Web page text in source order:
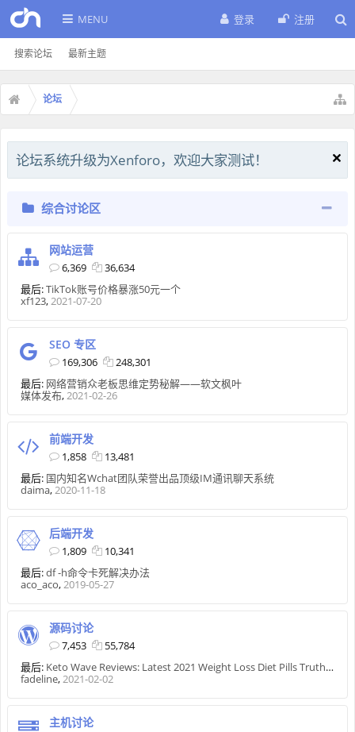
MENU
搜索论坛 最新主题
登录 注册
论坛
论坛系统升级为Xenforo，欢迎大家测试！
综合讨论区
网站运营
6,369
36,634
最后:TikTok账号价格暴涨50元一个
xf123,2021-07-20
SEO 专区
169,306
248,301
最后: 网络营销众老板思维定势秘解——软文枫叶
媒体发布,2021-02-26
前端开发
1,858
13,481
最后: 国内知名Wchat团队荣誉出品顶级IM通讯聊天系统
daima,2020-11-18
后端开发
1,809
10,341
最后:df -h命令卡死解决办法
aco_aco,2019-05-27
源码讨论
7,453
55,784
最后: Keto Wave Reviews: Latest 2021 Weight Loss Diet Pills Truth Revealed
fadeline,2021-02-02
主机讨论